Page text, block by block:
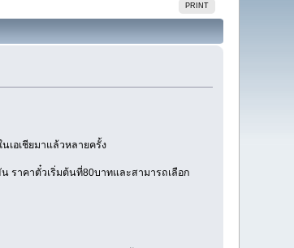
PRINT
เอเชียมาแล้วหลายครั้ง
ราคาตั๋วเริ่มต้นที่80บาทและสามารถเลือก